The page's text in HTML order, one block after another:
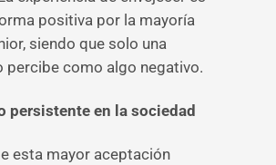
positiva por la mayoría
siendo que solo una
percibe como algo negativo.
persistente en la sociedad
esta mayor aceptación